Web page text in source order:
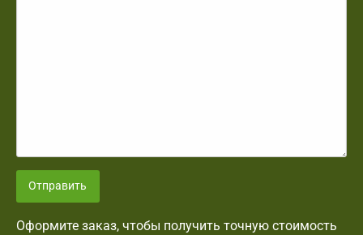
Отправить
Оформите заказ, чтобы получить точную стоимость